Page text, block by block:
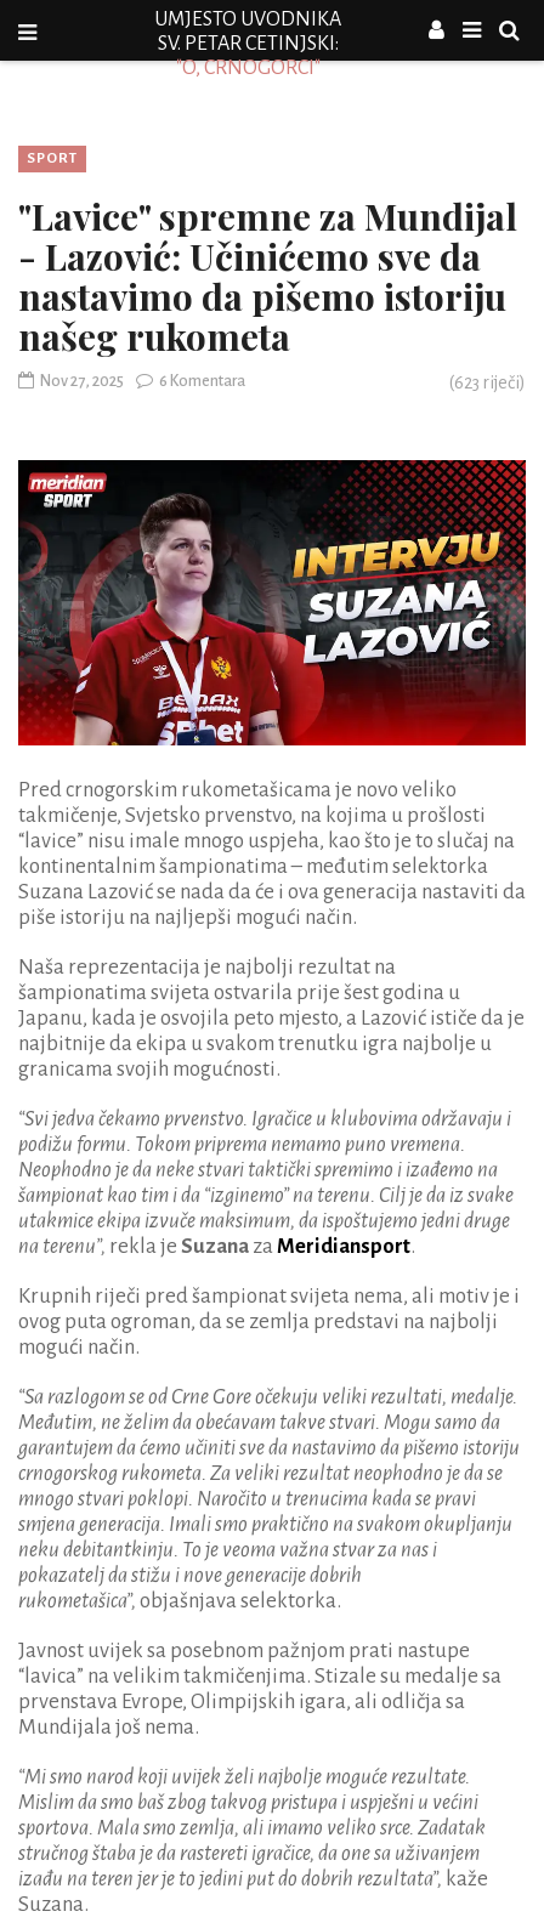
UMJESTO UVODNIKA
SV. PETAR CETINJSKI:
"O, CRNOGORCI"
SPORT
"Lavice" spremne za Mundijal
- Lazović: Učinićemo sve da
nastavimo da pišemo istoriju
našeg rukometa
Nov 27, 2025 6 Komentara (623 riječi)
Pred crnogorskim rukometašicama je novo veliko
takmičenje, Svjetsko prvenstvo, na kojima u prošlosti
“lavice” nisu imale mnogo uspjeha, kao što je to slučaj na
kontinentalnim šampionatima – međutim selektorka
Suzana Lazović se nada da će i ova generacija nastaviti da
piše istoriju na najljepši mogući način.
Naša reprezentacija je najbolji rezultat na
šampionatima svijeta ostvarila prije šest godina u
Japanu, kada je osvojila peto mjesto, a Lazović ističe da je
najbitnije da ekipa u svakom trenutku igra najbolje u
granicama svojih mogućnosti.
“Svi jedva čekamo prvenstvo. Igračice u klubovima održavaju i
podižu formu. Tokom priprema nemamo puno vremena.
Neophodno je da neke stvari taktički spremimo i izađemo na
šampionat kao tim i da “izginemo” na terenu. Cilj je da iz svake
utakmice ekipa izvuče maksimum, da ispoštujemo jedni druge
na terenu”, rekla je Suzana za Meridiansport.
Krupnih riječi pred šampionat svijeta nema, ali motiv je i
ovog puta ogroman, da se zemlja predstavi na najbolji
mogući način.
“Sa razlogom se od Crne Gore očekuju veliki rezultati, medalje.
Međutim, ne želim da obećavam takve stvari. Mogu samo da
garantujem da ćemo učiniti sve da nastavimo da pišemo istoriju
crnogorskog rukometa. Za veliki rezultat neophodno je da se
mnogo stvari poklopi. Naročito u trenucima kada se pravi
smjena generacija. Imali smo praktično na svakom okupljanju
neku debitantkinju. To je veoma važna stvar za nas i
pokazatelj da stižu i nove generacije dobrih
rukometašica”, objašnjava selektorka.
Javnost uvijek sa posebnom pažnjom prati nastupe
“lavica” na velikim takmičenjima. Stizale su medalje sa
prvenstava Evrope, Olimpijskih igara, ali odličja sa
Mundijala još nema.
“Mi smo narod koji uvijek želi najbolje moguće rezultate.
Mislim da smo baš zbog takvog pristupa i uspješni u većini
sportova. Mala smo zemlja, ali imamo veliko srce. Zadatak
stručnog štaba je da rastereti igračice, da one sa uživanjem
izađu na teren jer je to jedini put do dobrih rezultata”, kaže
Suzana.